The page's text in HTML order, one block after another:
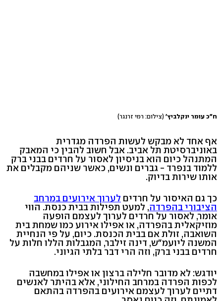
ח"כ עומר ינקלביץ' (צילום: רמי זרנגר)
אף אחד לא מבקש לעשות הפרדה מגדרית
באוניברסיטת תל אביב. אבל חשוב להבין כי המאבק
המתנהל כיום הוא בניסיון לאסור על חרדים בבני ברק
ללמוד בנפרד - גברים ונשים, כאשר שניהם מקבלים את
אותו שירות בדיוק.
כך גם האיסור על חרדים לערוך אירועים במרחב
הציבורי בהפרדה, למעט תפילות בבית כנסת. הווי
אומר, לאסור על חרדים לערוך לעצמם הופעה
מוזיקאלית בהפרדה, או אפילו אירוע כמו שמחת בית
השואבה, זולת אם בבית הכנסת. כיום, על פי הנחיית
המשנה ליועמ"ש, דינה זילבר, המגבלות הללו חלות על
חרדים בבני ברק, וזה הרי דבר בלתי הגיוני.
יודגש: לא מדובר חלילה ברצון או אפילו במחשבה
לכפות הפרדה במרחב החילוני, אלא בהיתר לאנשים
דתיים לערוך לעצמם אירועים בהפרדה בהתאם